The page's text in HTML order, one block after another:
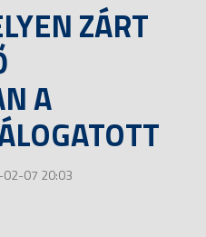
ZÁRT
A
07 20:03